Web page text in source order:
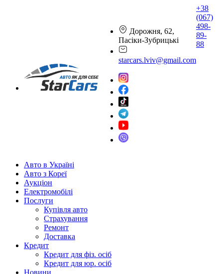
Дорожня, 62,
Пасіки-Зубрицькі
starcars.lviv@gmail.com
+38
(067)
498-
89-
88
Авто в Україні
Авто з Кореї
Аукціон
Електромобілі
Послуги
Купівля авто
Страхування
Ремонт
Доставка
Кредит
Кредит для фіз. осіб
Кредит для юр. осіб
Новини